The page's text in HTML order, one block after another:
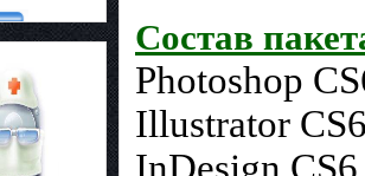
Состав
Photoshop
Illustrator